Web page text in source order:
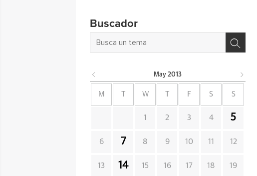
Buscador
May 2013
M W F S S
1 2 3 4 5
6 7 8 9 10 11 12
13 14 15 16 17 18 19